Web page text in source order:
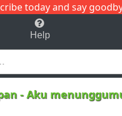
today and say
C
Help
-Aku